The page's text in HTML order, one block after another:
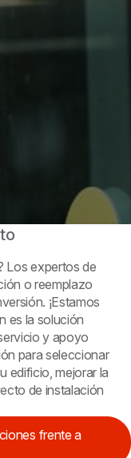
Los expertos de
o reemplazo
¡Estamos
es la solución
y apoyo
para seleccionar
edificio, mejorar la
de instalación
frente a